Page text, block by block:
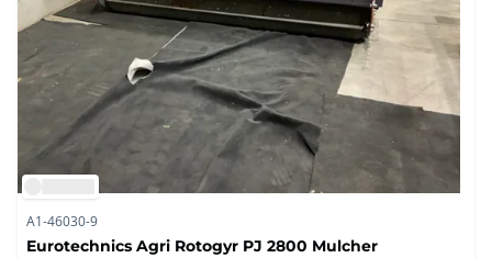
A1-46030-9
Eurotechnics Agri Rotogyr PJ 2800 Mulcher